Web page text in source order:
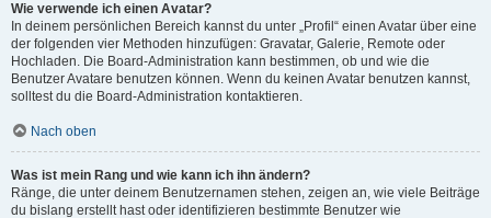
Wie verwende ich einen Avatar?
In deinem persönlichen Bereich kannst du unter „Profil“ einen Avatar über eine
der folgenden vier Methoden hinzufügen: Gravatar, Galerie, Remote oder
Hochladen. Die Board-Administration kann bestimmen, ob und wie die
Benutzer Avatare benutzen können. Wenn du keinen Avatar benutzen kannst,
solltest du die Board-Administration kontaktieren.
Nach oben
Was ist mein Rang und wie kann ich ihn ändern?
Ränge, die unter deinem Benutzernamen stehen, zeigen an, wie viele Beiträge
du bislang erstellt hast oder identifizieren bestimmte Benutzer wie